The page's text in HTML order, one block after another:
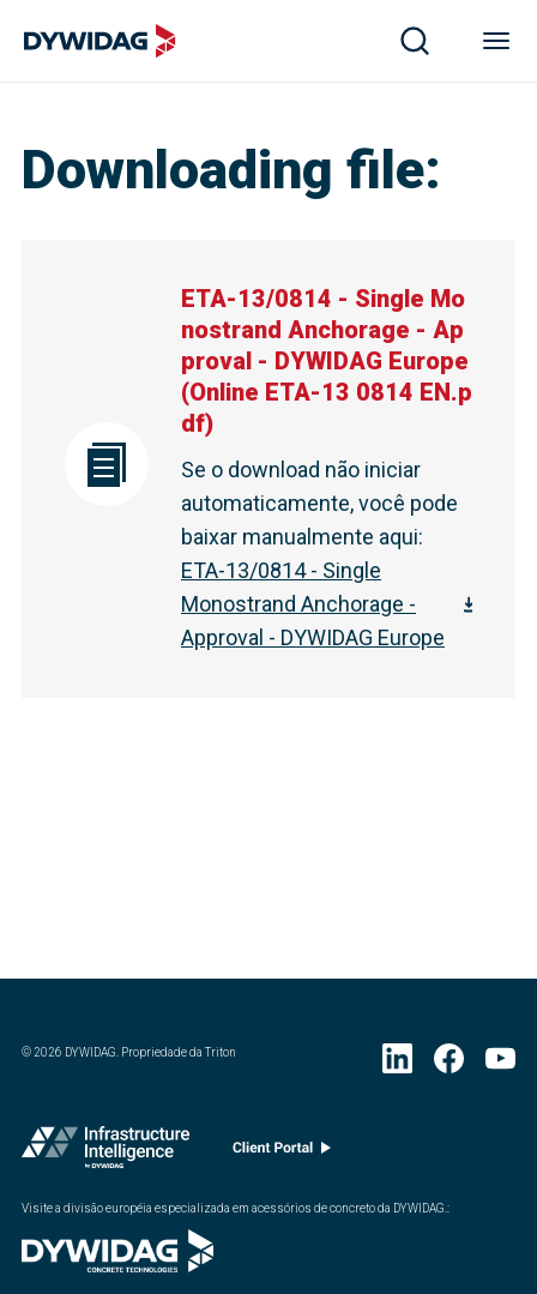
Downloading file:
ETA-13/0814 - Single Mo
nostrand Anchorage - Ap
proval - DYWIDAG Europe
(Online ETA-13 0814 EN.p
df)
Se o download não iniciar
automaticamente, você pode
baixar manualmente aqui:
ETA-13/0814 - Single
Monostrand Anchorage -
Approval - DYWIDAG Europe
©2026 DYWIDAG. Propriedade da Triton
Visite a divisão européia especializada em acessórios de concreto da DYWIDAG.: